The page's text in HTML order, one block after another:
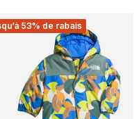
53% de rabais